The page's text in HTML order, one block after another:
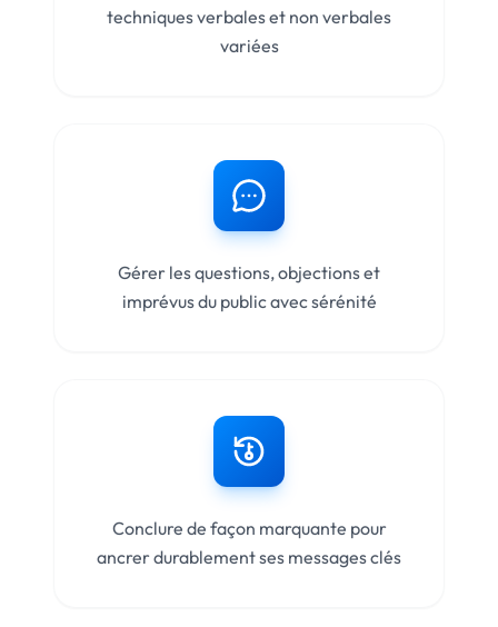
techniques verbales et non verbales
variées
Gérer les questions, objections et
imprévus du public avec sérénité
Conclure de façon marquante pour
ancrer durablement ses messages clés